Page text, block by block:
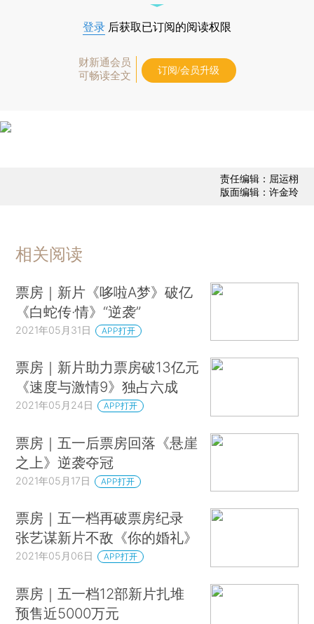
登录 后获取已订阅的阅读权限
财新通会员
可畅读全文
订阅/会员升级
责任编辑：屈运栩
版面编辑：许金玲
相关阅读
票房｜新片《哆啦A梦》破亿
《白蛇传·情》“逆袭”
2021年05月31日 APP打开
票房｜新片助力票房破13亿元
《速度与激情9》独占六成
2021年05月24日 APP打开
票房｜五一后票房回落《悬崖
之上》逆袭夺冠
2021年05月17日 APP打开
票房｜五一档再破票房纪录
张艺谋新片不敌《你的婚礼》
2021年05月06日 APP打开
票房｜五一档12部新片扎堆
预售近5000万元